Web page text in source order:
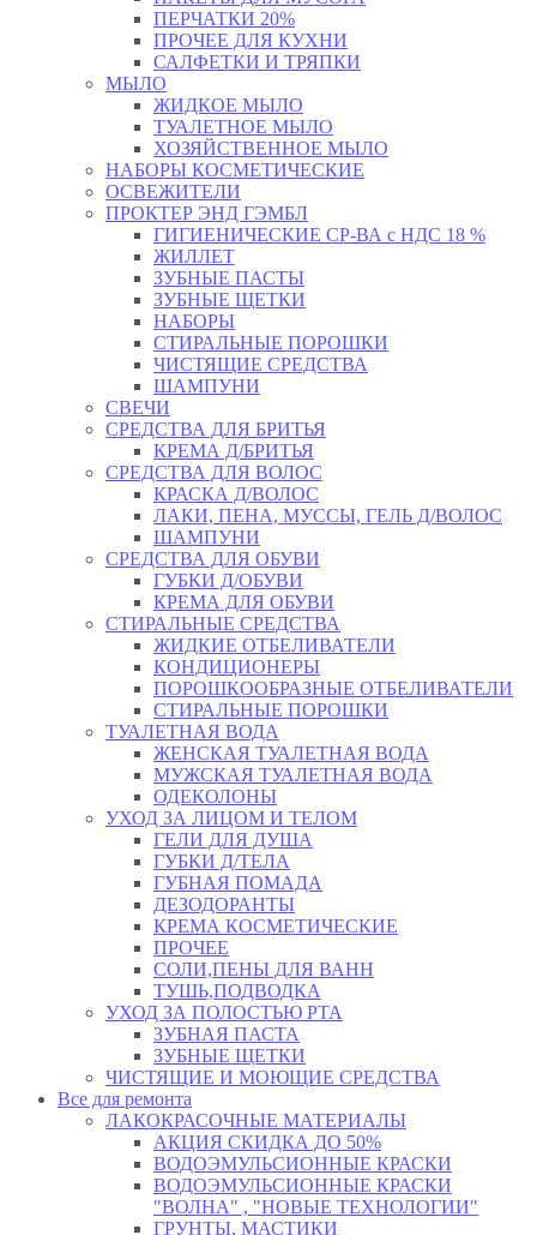
ПЕРЧАТКИ 20%
ПРОЧЕЕ ДЛЯ КУХНИ
САЛФЕТКИ И ТРЯПКИ
МЫЛО
ЖИДКОЕ МЫЛО
ТУАЛЕТНОЕ МЫЛО
ХОЗЯЙСТВЕННОЕ МЫЛО
НАБОРЫ КОСМЕТИЧЕСКИЕ
ОСВЕЖИТЕЛИ
ПРОКТЕР ЭНД ГЭМБЛ
ГИГИЕНИЧЕСКИЕ СР-ВА с НДС 18 %
ЖИЛЛЕТ
ЗУБНЫЕ ПАСТЫ
ЗУБНЫЕ ЩЕТКИ
НАБОРЫ
СТИРАЛЬНЫЕ ПОРОШКИ
ЧИСТЯЩИЕ СРЕДСТВА
ШАМПУНИ
СВЕЧИ
СРЕДСТВА ДЛЯ БРИТЬЯ
КРЕМА Д/БРИТЬЯ
СРЕДСТВА ДЛЯ ВОЛОС
КРАСКА Д/ВОЛОС
ЛАКИ, ПЕНА, МУССЫ, ГЕЛЬ Д/ВОЛОС
ШАМПУНИ
СРЕДСТВА ДЛЯ ОБУВИ
ГУБКИ Д/ОБУВИ
КРЕМА ДЛЯ ОБУВИ
СТИРАЛЬНЫЕ СРЕДСТВА
ЖИДКИЕ ОТБЕЛИВАТЕЛИ
КОНДИЦИОНЕРЫ
ПОРОШКООБРАЗНЫЕ ОТБЕЛИВАТЕЛИ
СТИРАЛЬНЫЕ ПОРОШКИ
ТУАЛЕТНАЯ ВОДА
ЖЕНСКАЯ ТУАЛЕТНАЯ ВОДА
МУЖСКАЯ ТУАЛЕТНАЯ ВОДА
ОДЕКОЛОНЫ
УХОД ЗА ЛИЦОМ И ТЕЛОМ
ГЕЛИ ДЛЯ ДУША
ГУБКИ Д/ТЕЛА
ГУБНАЯ ПОМАДА
ДЕЗОДОРАНТЫ
КРЕМА КОСМЕТИЧЕСКИЕ
ПРОЧЕЕ
СОЛИ,ПЕНЫ ДЛЯ ВАНН
ТУШЬ,ПОДВОДКА
УХОД ЗА ПОЛОСТЬЮ РТА
ЗУБНАЯ ПАСТА
ЗУБНЫЕ ЩЕТКИ
ЧИСТЯЩИЕ И МОЮЩИЕ СРЕДСТВА
Все для ремонта
ЛАКОКРАСОЧНЫЕ МАТЕРИАЛЫ
АКЦИЯ СКИДКА ДО 50%
ВОДОЭМУЛЬСИОННЫЕ КРАСКИ
ВОДОЭМУЛЬСИОННЫЕ КРАСКИ
"ВОЛНА" , "НОВЫЕ ТЕХНОЛОГИИ"
ГРУНТЫ, МАСТИКИ